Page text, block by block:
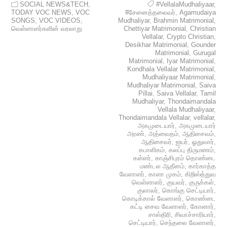
SOCIAL NEWS&TECH ,
TODAY VOC NEWS,VOC
SONGS,VOC VIDEOS,
வெள்ளாளர்களின் வரலாறு
#VellalaMudhaliyaar,
#சேனைத்தலைவர், Agamudaiya
Mudhaliyar, Brahmin Matrimonial ,
Chettiyar Matrimonial , Christian
Vellalar, Crypto Christian,
Desikhar Matrimonial , Gounder
Matrimonial , Gurugal
Matrimonial , Iyar Matrimonial ,
Kondhala Vellalar Matrimonial ,
Mudhaliyaar Matrimonial ,
Mudhaliyar Matrimonial , Saiva
Pillai, Saiva Vellalar, Tamil
Mudhaliyar, Thondaimandala
Vellala Mudhaliyaar,
Thondaimandala Vellalar, vellalar,
அகமுடையார், அகமுடையார்
அரண், அத்வைதம், ஆதிசைவம்,
ஆதிசைவர், ஐயர், ஓதுவார்,
கபாளிகம், கலப்பு திருமணம்,
கள்ளர், காஞ்சிபுரம் தொண்டை
மண்டல ஆதீனம், கார்காத்த
வேளாளர், காளா முகம், கிறிஸ்த்துவ
வெள்ளாளர், குயவர், குருக்கள்,
குலாலர், கொங்கு செட்டியார்,
கொடிக்கால் வேளாளர், கொண்டை
கட்டி சைவ வேளாளர், கோனார்,
சாஸ்திரி, சிவாச்சாரியார்,
செட்டியார், செந்தலை வேளாளர்,